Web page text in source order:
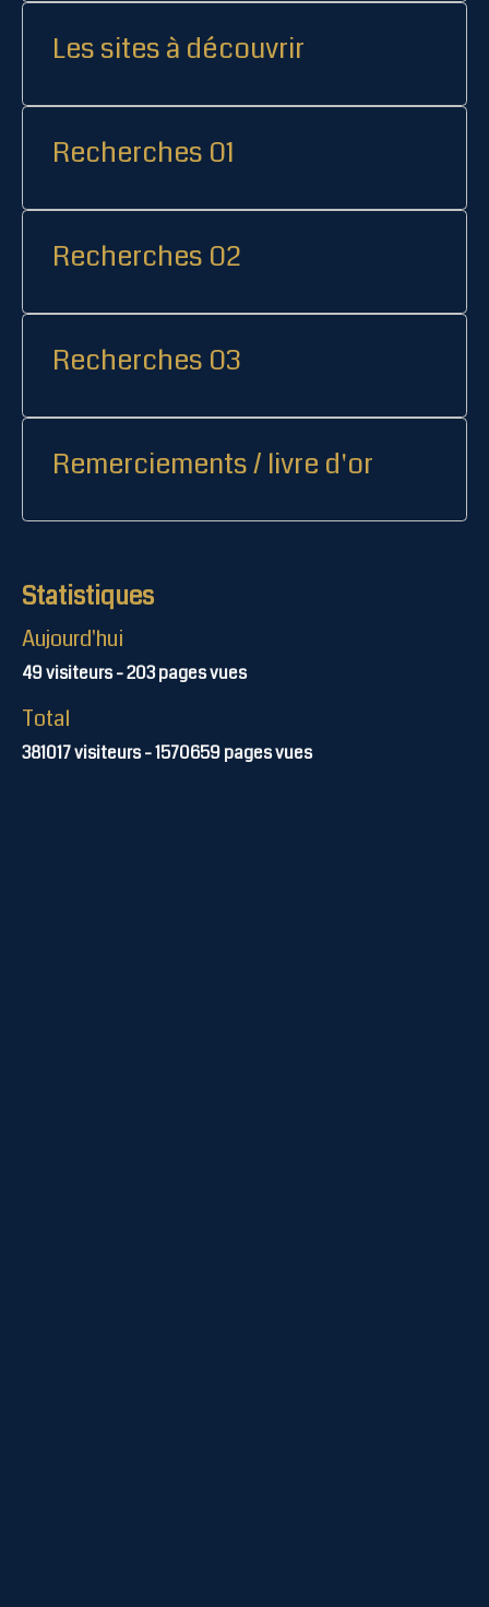
Les sites à découvrir
Recherches 01
Recherches 02
Recherches 03
Remerciements / livre d'or
Statistiques
Aujourd'hui
49visiteurs -203pages vues
Total
381017visiteurs -1570659pages vues